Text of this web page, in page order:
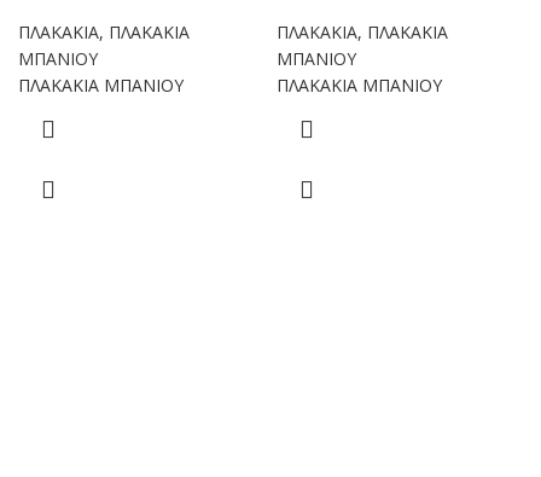
ΠΛΑΚΑΚΙΑ, ΠΛΑΚΑΚΙΑ
ΜΠΑΝΙΟΥ
ΠΛΑΚΑΚΙΑ ΜΠΑΝΙΟΥ
ΠΛΑΚΑΚΙΑ, ΠΛΑΚΑΚΙΑ
ΜΠΑΝΙΟΥ
ΠΛΑΚΑΚΙΑ ΜΠΑΝΙΟΥ